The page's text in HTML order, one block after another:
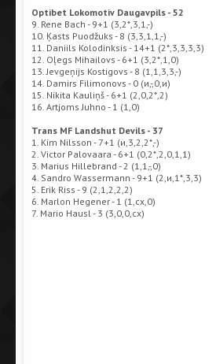
Optibet Lokomotiv Daugavpils - 52
9. Rene Bach - 9+1 (3,2*,3,1,-)
10. Ķasts Puodžuks - 8 (3,3,1,1,-)
11. Daniils Kolodinksis - 14+1 (2*,3,3,3,3)
12. Oļegs Mihailovs - 6+1 (3,2*,1,0)
13. Jevgeņijs Kostigovs - 8 (1,1,3,3,-)
14. Damirs Filimonovs - 0 (и,-,0,и)
15. Nikita Kauliņš - 6+1 (2,0,2*,2)
16. Artjoms Juhno - 1 (1,0)
Trans MF Landshut Devils - 37
1. Kim Nilsson - 7+1 (и,3,2,2*,-)
2. Victor Palovaara - 6+1 (0,2*,2,0,1,1)
3. Marius Hillebrand - 2 (1,1,-,0)
4. Sandro Wassermann - 9+1 (2,и,1*,3,3)
5. Erik Riss - 9 (2,1,2,2,2)
6. Marlon Hegener - 1 (1,сх,0)
7. Mario Hausl - 3 (3,0,0,сх)